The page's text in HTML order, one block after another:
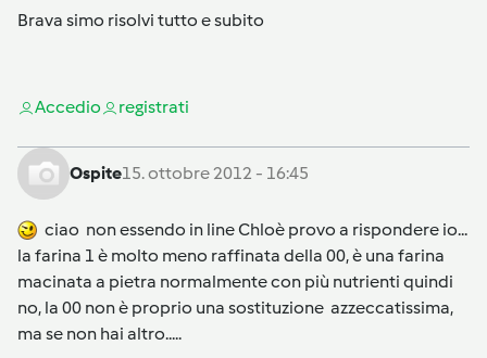
Brava simo risolvi tutto e subito
Accedio registrati
Ospite15. ottobre 2012 - 16:45
ciao non essendo in line Chloè provo a rispondere io...
la farina 1 è molto meno raffinata della 00, è una farina
macinata a pietra normalmente con più nutrienti quindi
no, la 00 non è proprio una sostituzione azzeccatissima,
ma se non hai altro.....